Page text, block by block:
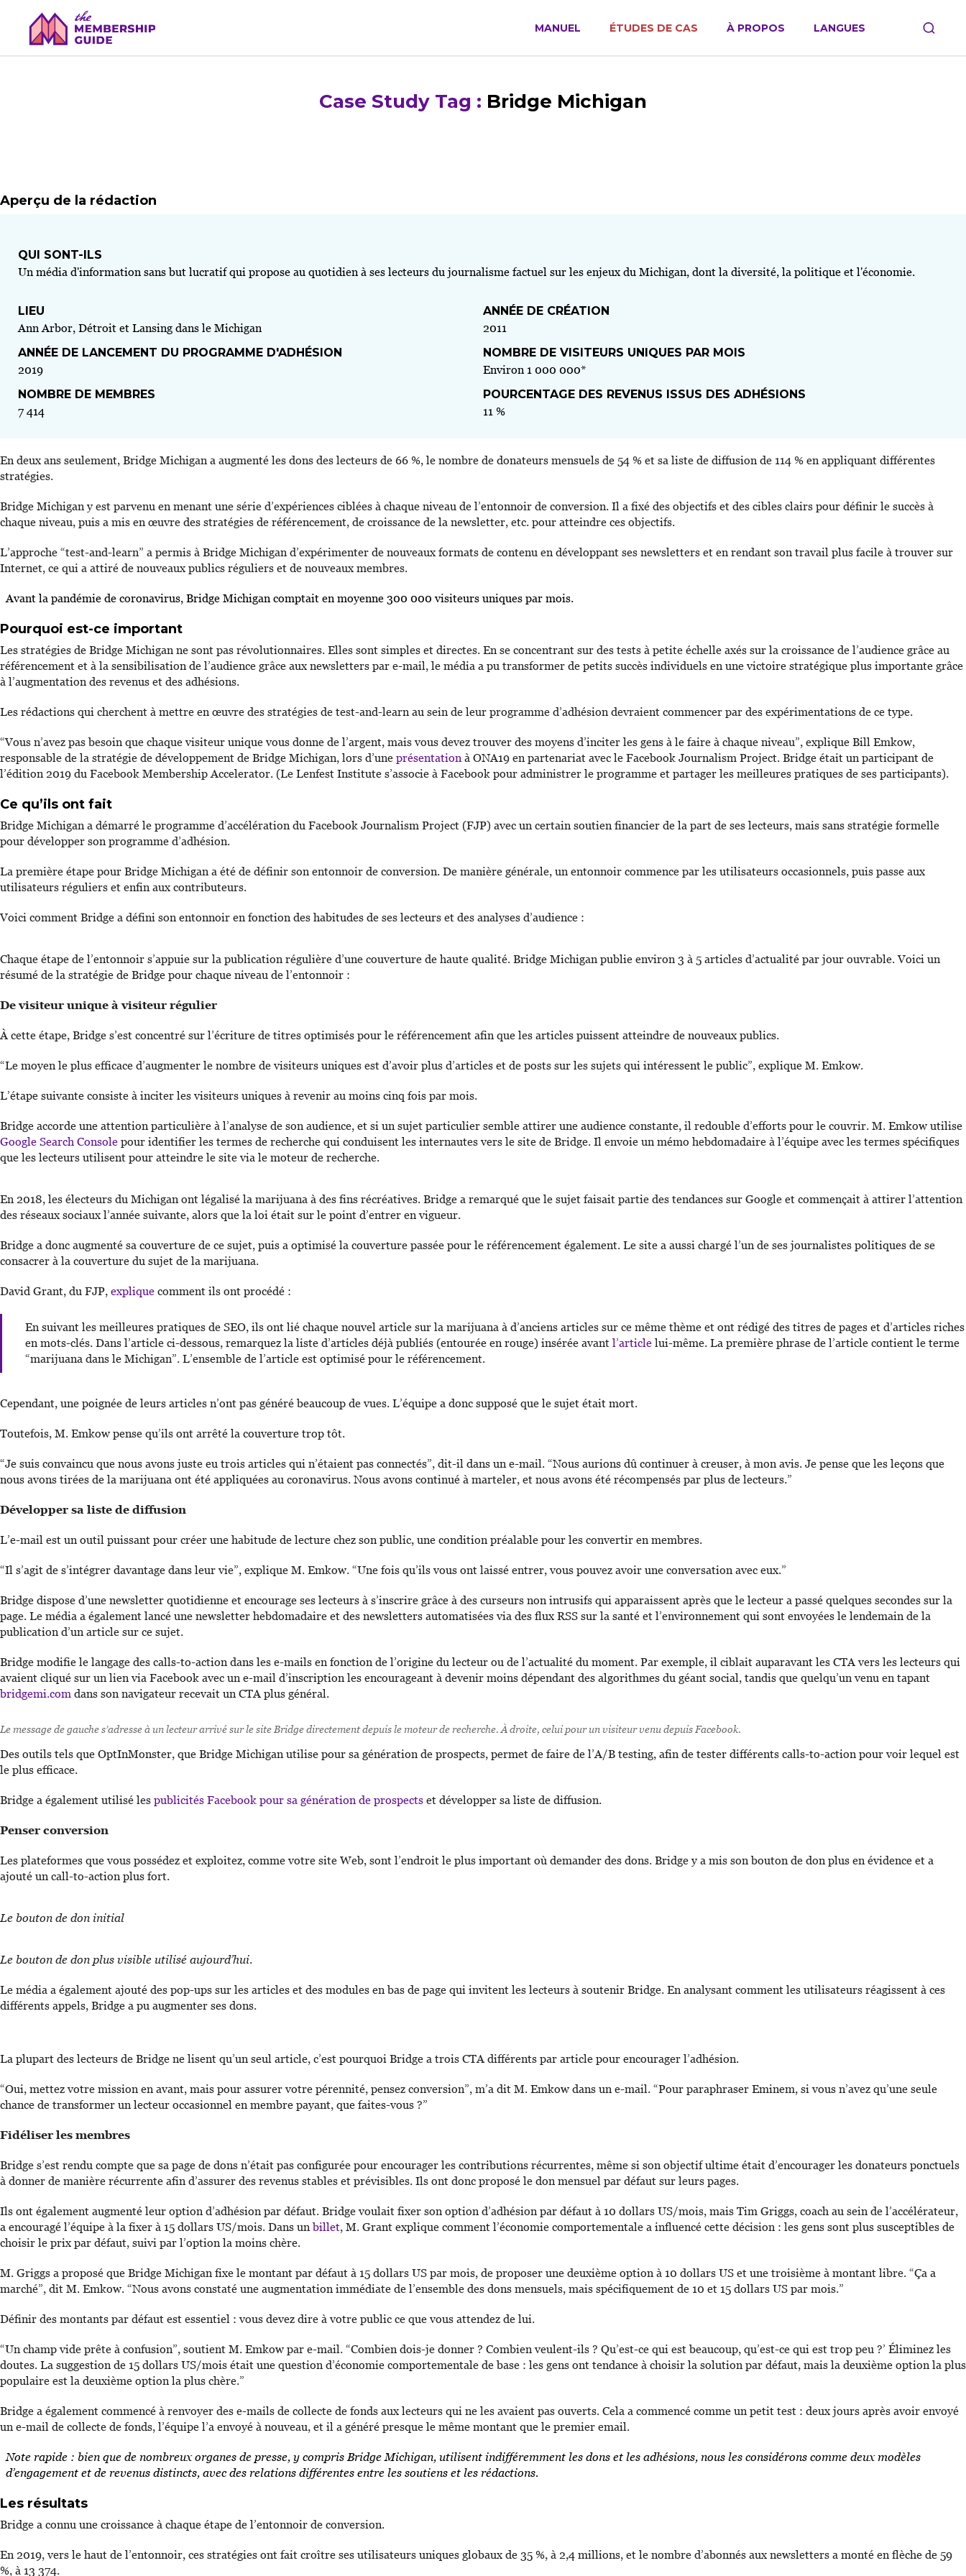
MANUEL ÉTUDES DE CAS À PROPOS LANGUES
Case Study Tag : Bridge Michigan
Aperçu de la rédaction
QUI SONT-ILS
Un média d'information sans but lucratif qui propose au quotidien à ses lecteurs du journalisme factuel sur les enjeux du Michigan, dont la diversité, la politique et l'économie.
LIEU
Ann Arbor, Détroit et Lansing dans le Michigan
ANNÉE DE CRÉATION
2011
ANNÉE DE LANCEMENT DU PROGRAMME D'ADHÉSION
2019
NOMBRE DE VISITEURS UNIQUES PAR MOIS
Environ 1 000 000*
NOMBRE DE MEMBRES
7 414
POURCENTAGE DES REVENUS ISSUS DES ADHÉSIONS
11 %
En deux ans seulement, Bridge Michigan a augmenté les dons des lecteurs de 66 %, le nombre de donateurs mensuels de 54 % et sa liste de diffusion de 114 % en appliquant différentes
stratégies.
Bridge Michigan y est parvenu en menant une série d’expériences ciblées à chaque niveau de l’entonnoir de conversion. Il a fixé des objectifs et des cibles clairs pour définir le succès à
chaque niveau, puis a mis en œuvre des stratégies de référencement, de croissance de la newsletter, etc. pour atteindre ces objectifs.
L’approche “test-and-learn” a permis à Bridge Michigan d’expérimenter de nouveaux formats de contenu en développant ses newsletters et en rendant son travail plus facile à trouver sur
Internet, ce qui a attiré de nouveaux publics réguliers et de nouveaux membres.
Avant la pandémie de coronavirus, Bridge Michigan comptait en moyenne 300 000 visiteurs uniques par mois.
Pourquoi est-ce important
Les stratégies de Bridge Michigan ne sont pas révolutionnaires. Elles sont simples et directes. En se concentrant sur des tests à petite échelle axés sur la croissance de l’audience grâce au
référencement et à la sensibilisation de l’audience grâce aux newsletters par e-mail, le média a pu transformer de petits succès individuels en une victoire stratégique plus importante grâce
à l’augmentation des revenus et des adhésions.
Les rédactions qui cherchent à mettre en œuvre des stratégies de test-and-learn au sein de leur programme d’adhésion devraient commencer par des expérimentations de ce type.
“Vous n’avez pas besoin que chaque visiteur unique vous donne de l’argent, mais vous devez trouver des moyens d’inciter les gens à le faire à chaque niveau”, explique Bill Emkow,
responsable de la stratégie de développement de Bridge Michigan, lors d’une présentation à ONA19 en partenariat avec le Facebook Journalism Project. Bridge était un participant de
l’édition 2019 du Facebook Membership Accelerator. (Le Lenfest Institute s’associe à Facebook pour administrer le programme et partager les meilleures pratiques de ses participants).
Ce qu’ils ont fait
Bridge Michigan a démarré le programme d’accélération du Facebook Journalism Project (FJP) avec un certain soutien financier de la part de ses lecteurs, mais sans stratégie formelle
pour développer son programme d’adhésion.
La première étape pour Bridge Michigan a été de définir son entonnoir de conversion. De manière générale, un entonnoir commence par les utilisateurs occasionnels, puis passe aux
utilisateurs réguliers et enfin aux contributeurs.
Voici comment Bridge a défini son entonnoir en fonction des habitudes de ses lecteurs et des analyses d’audience :
Chaque étape de l’entonnoir s’appuie sur la publication régulière d’une couverture de haute qualité. Bridge Michigan publie environ 3 à 5 articles d’actualité par jour ouvrable. Voici un
résumé de la stratégie de Bridge pour chaque niveau de l’entonnoir :
De visiteur unique à visiteur régulier
À cette étape, Bridge s’est concentré sur l’écriture de titres optimisés pour le référencement afin que les articles puissent atteindre de nouveaux publics.
“Le moyen le plus efficace d’augmenter le nombre de visiteurs uniques est d’avoir plus d’articles et de posts sur les sujets qui intéressent le public”, explique M. Emkow.
L’étape suivante consiste à inciter les visiteurs uniques à revenir au moins cinq fois par mois.
Bridge accorde une attention particulière à l’analyse de son audience, et si un sujet particulier semble attirer une audience constante, il redouble d’efforts pour le couvrir. M. Emkow utilise
Google Search Console pour identifier les termes de recherche qui conduisent les internautes vers le site de Bridge. Il envoie un mémo hebdomadaire à l’équipe avec les termes spécifiques
que les lecteurs utilisent pour atteindre le site via le moteur de recherche.
En 2018, les électeurs du Michigan ont légalisé la marijuana à des fins récréatives. Bridge a remarqué que le sujet faisait partie des tendances sur Google et commençait à attirer l’attention
des réseaux sociaux l’année suivante, alors que la loi était sur le point d’entrer en vigueur.
Bridge a donc augmenté sa couverture de ce sujet, puis a optimisé la couverture passée pour le référencement également. Le site a aussi chargé l’un de ses journalistes politiques de se
consacrer à la couverture du sujet de la marijuana.
David Grant, du FJP, explique comment ils ont procédé :
En suivant les meilleures pratiques de SEO, ils ont lié chaque nouvel article sur la marijuana à d’anciens articles sur ce même thème et ont rédigé des titres de pages et d’articles riches
en mots-clés. Dans l’article ci-dessous, remarquez la liste d’articles déjà publiés (entourée en rouge) insérée avant l’article lui-même. La première phrase de l’article contient le terme
“marijuana dans le Michigan”. L’ensemble de l’article est optimisé pour le référencement.
Cependant, une poignée de leurs articles n’ont pas généré beaucoup de vues. L’équipe a donc supposé que le sujet était mort.
Toutefois, M. Emkow pense qu’ils ont arrêté la couverture trop tôt.
“Je suis convaincu que nous avons juste eu trois articles qui n’étaient pas connectés”, dit-il dans un e-mail. “Nous aurions dû continuer à creuser, à mon avis. Je pense que les leçons que
nous avons tirées de la marijuana ont été appliquées au coronavirus. Nous avons continué à marteler, et nous avons été récompensés par plus de lecteurs.”
Développer sa liste de diffusion
L’e-mail est un outil puissant pour créer une habitude de lecture chez son public, une condition préalable pour les convertir en membres.
“Il s’agit de s’intégrer davantage dans leur vie”, explique M. Emkow. “Une fois qu’ils vous ont laissé entrer, vous pouvez avoir une conversation avec eux.”
Bridge dispose d’une newsletter quotidienne et encourage ses lecteurs à s’inscrire grâce à des curseurs non intrusifs qui apparaissent après que le lecteur a passé quelques secondes sur la
page. Le média a également lancé une newsletter hebdomadaire et des newsletters automatisées via des flux RSS sur la santé et l’environnement qui sont envoyées le lendemain de la
publication d’un article sur ce sujet.
Bridge modifie le langage des calls-to-action dans les e-mails en fonction de l’origine du lecteur ou de l’actualité du moment. Par exemple, il ciblait auparavant les CTA vers les lecteurs qui
avaient cliqué sur un lien via Facebook avec un e-mail d’inscription les encourageant à devenir moins dépendant des algorithmes du géant social, tandis que quelqu’un venu en tapant
bridgemi.com dans son navigateur recevait un CTA plus général.
Le message de gauche s’adresse à un lecteur arrivé sur le site Bridge directement depuis le moteur de recherche. À droite, celui pour un visiteur venu depuis Facebook.
Des outils tels que OptInMonster, que Bridge Michigan utilise pour sa génération de prospects, permet de faire de l’A/B testing, afin de tester différents calls-to-action pour voir lequel est
le plus efficace.
Bridge a également utilisé les publicités Facebook pour sa génération de prospects et développer sa liste de diffusion.
Penser conversion
Les plateformes que vous possédez et exploitez, comme votre site Web, sont l’endroit le plus important où demander des dons. Bridge y a mis son bouton de don plus en évidence et a
ajouté un call-to-action plus fort.
Le bouton de don initial
Le bouton de don plus visible utilisé aujourd’hui.
Le média a également ajouté des pop-ups sur les articles et des modules en bas de page qui invitent les lecteurs à soutenir Bridge. En analysant comment les utilisateurs réagissent à ces
différents appels, Bridge a pu augmenter ses dons.
La plupart des lecteurs de Bridge ne lisent qu’un seul article, c’est pourquoi Bridge a trois CTA différents par article pour encourager l’adhésion.
“Oui, mettez votre mission en avant, mais pour assurer votre pérennité, pensez conversion”, m’a dit M. Emkow dans un e-mail. “Pour paraphraser Eminem, si vous n’avez qu’une seule
chance de transformer un lecteur occasionnel en membre payant, que faites-vous ?”
Fidéliser les membres
Bridge s’est rendu compte que sa page de dons n’était pas configurée pour encourager les contributions récurrentes, même si son objectif ultime était d’encourager les donateurs ponctuels
à donner de manière récurrente afin d’assurer des revenus stables et prévisibles. Ils ont donc proposé le don mensuel par défaut sur leurs pages.
Ils ont également augmenté leur option d’adhésion par défaut. Bridge voulait fixer son option d’adhésion par défaut à 10 dollars US/mois, mais Tim Griggs, coach au sein de l’accélérateur,
a encouragé l’équipe à la fixer à 15 dollars US/mois. Dans unbillet, M. Grant explique comment l’économie comportementale a influencé cette décision : les gens sont plus susceptibles de
choisir le prix par défaut, suivi par l’option la moins chère.
M. Griggs a proposé que Bridge Michigan fixe le montant par défaut à 15 dollars US par mois, de proposer une deuxième option à 10 dollars US et une troisième à montant libre. “Ça a
marché”, dit M. Emkow. “Nous avons constaté une augmentation immédiate de l’ensemble des dons mensuels, mais spécifiquement de 10 et 15 dollars US par mois.”
Définir des montants par défaut est essentiel : vous devez dire à votre public ce que vous attendez de lui.
“Un champ vide prête à confusion”, soutient M. Emkow par e-mail. “Combien dois-je donner ? Combien veulent-ils ? Qu’est-ce qui est beaucoup, qu’est-ce qui est trop peu ?’ Éliminez les
doutes. La suggestion de 15 dollars US/mois était une question d’économie comportementale de base : les gens ont tendance à choisir la solution par défaut, mais la deuxième option la plus
populaire est la deuxième option la plus chère.”
Bridge a également commencé à renvoyer des e-mails de collecte de fonds aux lecteurs qui ne les avaient pas ouverts. Cela a commencé comme un petit test : deux jours après avoir envoyé
un e-mail de collecte de fonds, l’équipe l’a envoyé à nouveau, et il a généré presque le même montant que le premier email.
Note rapide : bien que de nombreux organes de presse, y compris Bridge Michigan, utilisent indifféremment les dons et les adhésions, nous les considérons comme deux modèles
d’engagement et de revenus distincts, avec des relations différentes entre les soutiens et les rédactions.
Les résultats
Bridge a connu une croissance à chaque étape de l’entonnoir de conversion.
En 2019, vers le haut de l’entonnoir, ces stratégies ont fait croître ses utilisateurs uniques globaux de 35 %, à 2,4 millions, et le nombre d’abonnés aux newsletters a monté en flèche de 59
%, à 13 374.